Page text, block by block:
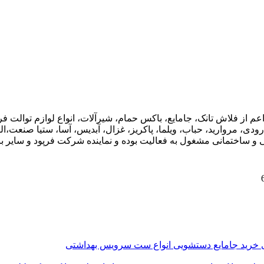
از فلاش تانک، جامایع، باکس حمام، شیرآلات، انواع لوازم
مروارید، حباب، ویلما، پاکریز، غزال، آبدیس، آسا، ستیا
و ساختمانی مشغول به فعالیت بوده و نماینده شرکت فرپود و سایر
خرید جامایع دستشویی انواع ست سرویس بهداشتی